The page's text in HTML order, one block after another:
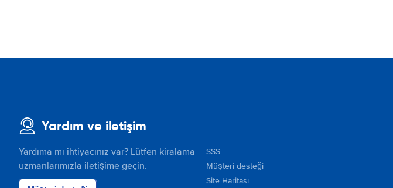
Yardım ve iletişim
Yardıma mı ihtiyacınız var? Lütfen kiralama
uzmanlarımızla iletişime geçin.
SSS
Müşteri desteği
Site Haritası